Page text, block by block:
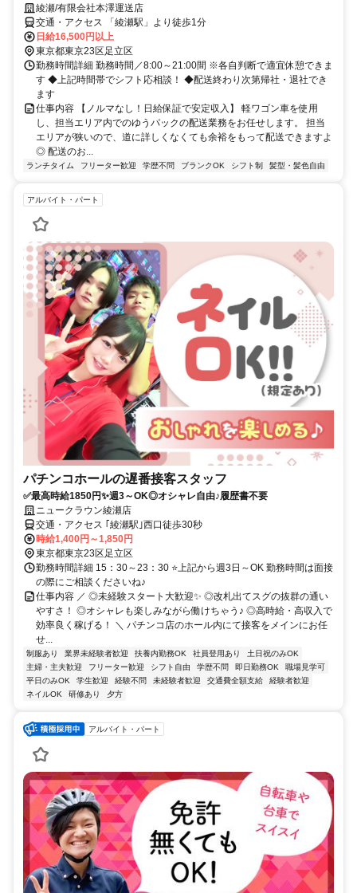
綾瀬/有限会社本澤運送店
交通・アクセス 「綾瀬駅」より徒歩1分
日給16,500円以上
東京都東京23区足立区
勤務時間詳細 勤務時間／8:00～21:00間 ※各自判断で適宜休憩できま
す ◆上記時間帯でシフト応相談！ ◆配送終わり次第帰社・退社でき
ます
仕事内容 【ノルマなし！日給保証で安定収入】 軽ワゴン車を使用
し、担当エリア内でのゆうパックの配送業務をお任せします。 担当
エリアが狭いので、道に詳しくなくても余裕をもって配送できますよ
◎ 配送のお...
ランチタイム フリーター歓迎 学歴不問 ブランクOK シフト制 髪型・髪色自由
アルバイト・パート
パチンコホールの遅番接客スタッフ
✅最高時給1850円✨週3～OK◎オシャレ自由♪履歴書不要
ニュークラウン綾瀬店
交通・アクセス ｢綾瀬駅｣西口徒歩30秒
時給1,400円～1,850円
東京都東京23区足立区
勤務時間詳細 15：30～23：30 ⭐上記から週3日～OK 勤務時間は面接
の際にご相談くださいね♪
仕事内容 ／ ◎未経験スタート大歓迎✨ ◎改札出てスグの抜群の通い
やすさ！ ◎オシャレも楽しみながら働けちゃう♪ ◎高時給・高収入で
効率良く稼げる！ ＼ パチンコ店のホール内にて接客をメインにお任
せ...
制服あり 業界未経験者歓迎 扶養内勤務OK 社員登用あり
土日祝のみOK
主婦・主夫歓迎
フリーター歓迎 シフト自由 学歴不問 即日勤務OK
職場見学可
平日のみOK
学生歓迎 経験不問 未経験者歓迎 交通費全額支給
経験者歓迎
ネイルOK
研修あり 夕方
アルバイト・パート